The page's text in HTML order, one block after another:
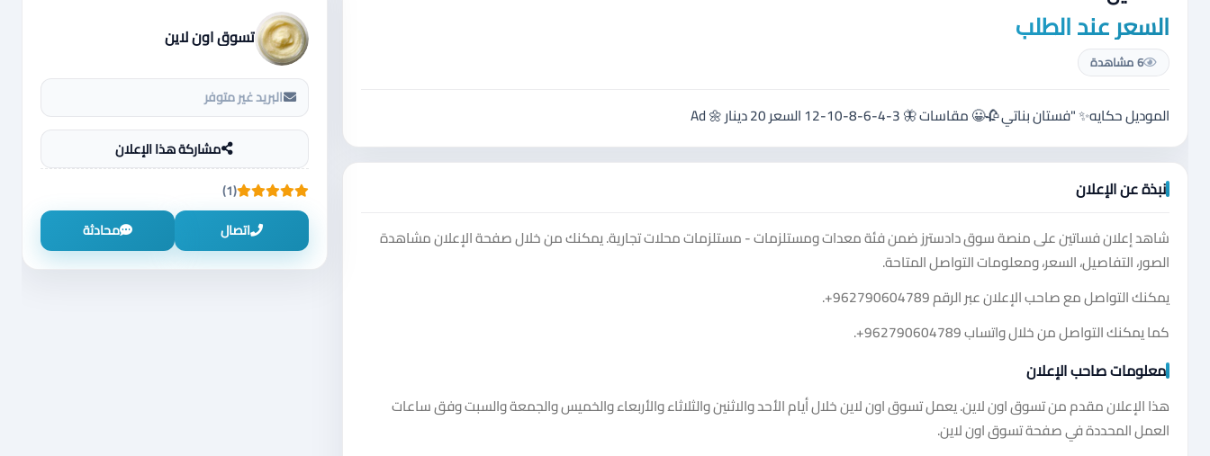
السعر عند الطلب
6 مشاهدة
الموديل حكايه✨ "فستان بناتي 🥀😀 مقاسات 🦋 3-4-6-8-10-12 السعر 20 دينار 🌼 Ad
نبذة عن الإعلان
شاهد إعلان فساتين على منصة سوق دادسترز ضمن فئة معدات ومستلزمات - مستلزمات محلات تجارية. يمكنك من خلال صفحة الإعلان مشاهدة
الصور، التفاصيل، السعر، ومعلومات التواصل المتاحة.
يمكنك التواصل مع صاحب الإعلان عبر الرقم+962790604789
.
كما يمكنك التواصل من خلال واتساب+962790604789
.
معلومات صاحب الإعلان
هذا الإعلان مقدم من تسوق اون لاين. يعمل تسوق اون لاين خلال أيام الأحد والاثنين والثلاثاء والأربعاء والخميس والجمعة والسبت وفق ساعات
العمل المحددة في صفحة تسوق اون لاين.
تسوق اون لاين
البريد غير متوفر
مشاركة هذا الإعلان
(1)
اتصال
محادثة